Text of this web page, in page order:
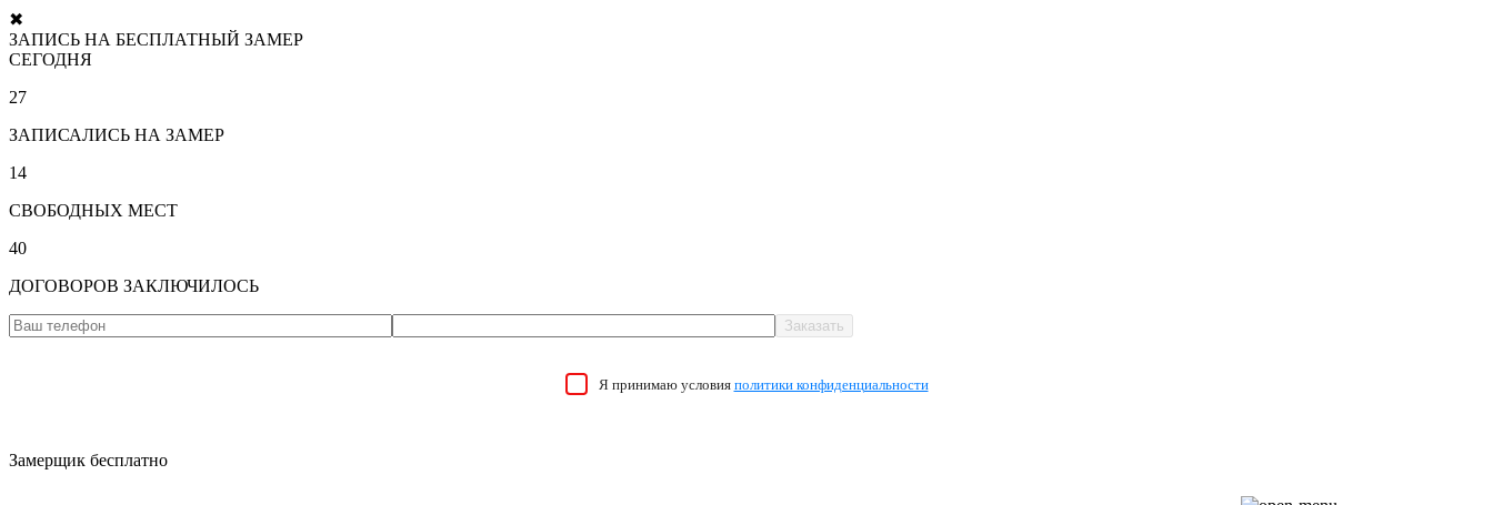
✖
ЗАПИСЬ НА БЕСПЛАТНЫЙ ЗАМЕР
СЕГОДНЯ
27
ЗАПИСАЛИСЬ НА ЗАМЕР
14
СВОБОДНЫХ МЕСТ
40
ДОГОВОРОВ ЗАКЛЮЧИЛОСЬ
Я принимаю условия политики конфиденциальности
Замерщик бесплатно